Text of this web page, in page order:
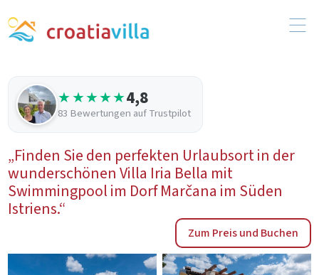
★★★★★4,8
83 Bewertungen auf Trustpilot
„Finden Sie den perfekten Urlaubsort in der
wunderschönen Villa Iria Bella mit
Swimmingpool im Dorf Marčana im Süden
Istriens.“
Zum Preis und Buchen